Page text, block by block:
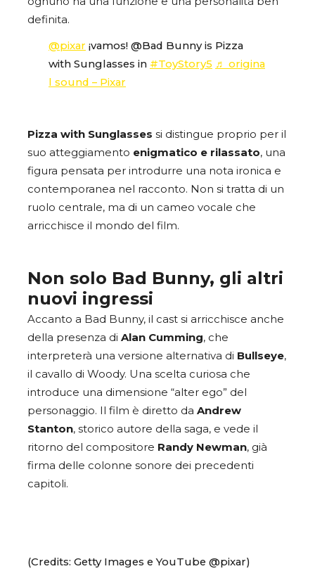
definita.
@pixar ¡vamos! @Bad Bunny is Pizza
with Sunglasses in #ToyStory5 ♬ origina
l sound – Pixar
Pizza with Sunglasses si distingue proprio per il
suo atteggiamento enigmatico e rilassato, una
figura pensata per introdurre una nota ironica e
contemporanea nel racconto. Non si tratta di un
ruolo centrale, ma di un cameo vocale che
arricchisce il mondo del film.
Non solo Bad Bunny, gli altri
nuovi ingressi
Accanto a Bad Bunny, il cast si arricchisce anche
della presenza di Alan Cumming, che
interpreterà una versione alternativa di Bullseye,
il cavallo di Woody. Una scelta curiosa che
introduce una dimensione “alter ego” del
personaggio. Il film è diretto da Andrew
Stanton, storico autore della saga, e vede il
ritorno del compositore Randy Newman, già
firma delle colonne sonore dei precedenti
capitoli.
(Credits: Getty Images e YouTube @pixar)